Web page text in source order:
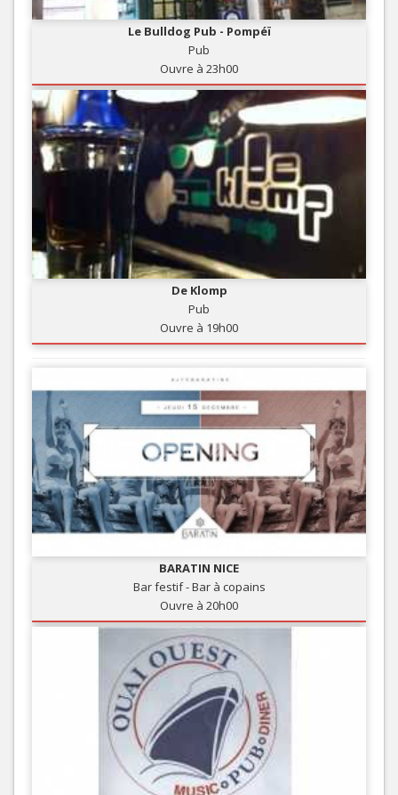
Le Bulldog Pub - Pompéï
Pub
Ouvre à 23h00
De Klomp
Pub
Ouvre à 19h00
BARATIN NICE
Bar festif - Bar à copains
Ouvre à 20h00